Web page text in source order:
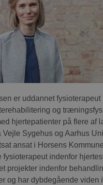
er uddannet
og
hjertepatienter på flere af
Vejle Sygehus og Aarhus
ansat i Horsens
fysioterapeut indenfor
projekter indenfor
og har dybdegående viden